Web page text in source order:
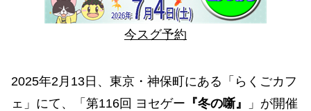
今スグ予約
2025年2月13日、東京・神保町にある「らくごカフ
ェ」にて、「第116回 ヨセゲー 『冬の噺』
」が開催